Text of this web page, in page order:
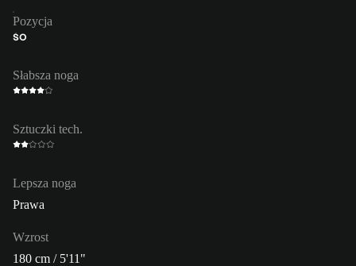
Pozycja
ŚO
Słabsza noga
Sztuczki tech.
Lepsza noga
Prawa
Wzrost
180 cm / 5'11"